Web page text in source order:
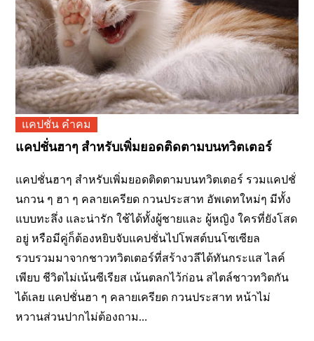
แคปชั่น คำคม
แคปชั่นฮาๆ สำหรับเพิ่มยอดติดตามบนทวิตเตอร์
แคปชั่นฮาๆ สำหรับเพิ่มยอดติดตามบนทวิตเตอร์ รวมแคปชั่
นกวน ๆ ฮา ๆ คลายเครียด กวนประสาท อัพเดทใหม่ๆ มีทั้ง
แบบทะลึ่ง และน่ารัก ใช้ได้ทั้งผู้ชายและ ผู้หญิง ใครที่ยังโสด
อยู่ หรือมีคู่ก็ต้องหยิบจับแคปชั่นไปโพสต์บนโซเซียล
รวบรวมมาจากชาวทวิตเตอร์ที่สร้างวลีได้ทันกระแส ไลค์
เพียบ ชีวิตไม่เน้นซีเรียส เน้นตลกไว้ก่อน สไตล์ชาวทวิตกัน
ได้เลย แคปชั่นฮา ๆ คลายเครียด กวนประสาท หน้าไม่
หวานส่วนปากไม่ต้องถาม…